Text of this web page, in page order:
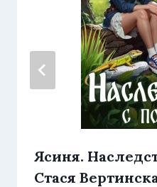
Ясиня.
Стася